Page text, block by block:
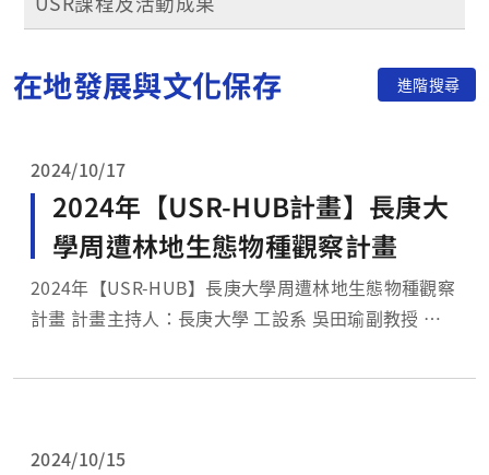
在地發展與文化保存 進階搜尋
2024/10/17
2024年【USR-HUB計畫】長庚大
學周遭林地生態物種觀察計畫
2024年【USR-HUB】長庚大學周遭林地生態物種觀察
計畫 計畫主持人：長庚大學 工設系 吳田瑜副教授 團
工商系 李怡禛副教授 計畫目...
2024/10/15